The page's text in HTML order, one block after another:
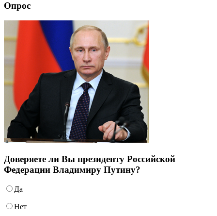
Опрос
Доверяете ли Вы президенту Российской
Федерации Владимиру Путину?
Да
Нет